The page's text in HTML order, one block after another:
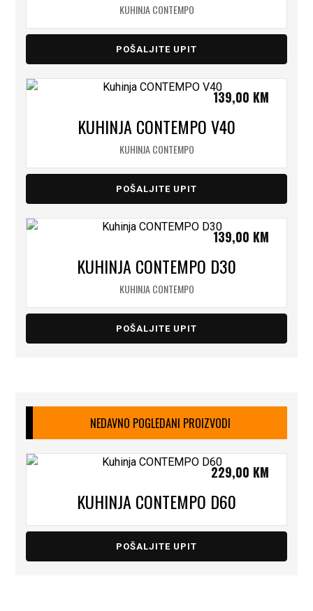
KUHINJA CONTEMPO
POŠALJITE UPIT
KUHINJA CONTEMPO V40
KUHINJA CONTEMPO
139,00 KM
POŠALJITE UPIT
KUHINJA CONTEMPO D30
KUHINJA CONTEMPO
139,00 KM
POŠALJITE UPIT
NEDAVNO POGLEDANI PROIZVODI
KUHINJA CONTEMPO D60
229,00 KM
POŠALJITE UPIT